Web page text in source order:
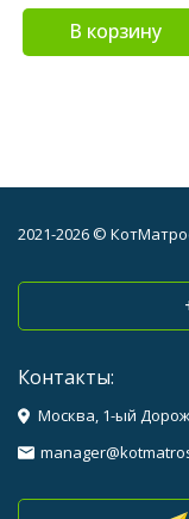
В корзину
2021-2026 ©
Контакты:
Москва, 1-ый